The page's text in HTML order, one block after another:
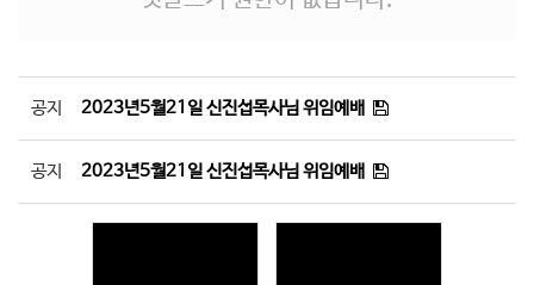
공지 2023년5월21일 신진섭목사님 위임예배
공지 2023년5월21일 신진섭목사님 위임예배